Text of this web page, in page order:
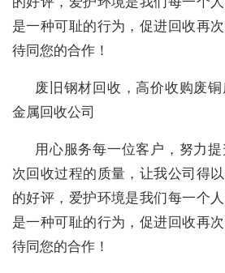
是一种可耻的行为，促进回收再
待同您的合作！
废旧钢材回收，高价收购废
金属回收公司
用心服务每一位客户，努力
次回收过程的质量，让我公司得
的好评，爱护环境是我们每一个
是一种可耻的行为，促进回收再
待同您的合作！